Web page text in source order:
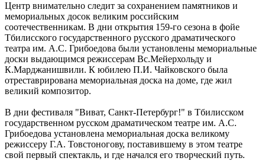
Центр внимательно следит за сохранением памятников и
мемориальных досок великим российским
соотечественникам. В дни открытия 159-го сезона в фойе
Тбилисского государственного русского драматического
театра им. А.С. Грибоедова были установлены мемориальные
доски выдающимся режиссерам Вс.Мейерхольду и
К.Марджанишвили. К юбилею П.И. Чайковского была
отреставрирована мемориальная доска на доме, где жил
великий композитор.
В дни фестиваля "Виват, Санкт-Петербург!" в Тбилисском
государственном русском драматическом театре им. А.С.
Грибоедова установлена мемориальная доска великому
режиссеру Г.А. Товстоногову, поставившему в этом театре
свой первый спектакль, и где начался его творческий путь.